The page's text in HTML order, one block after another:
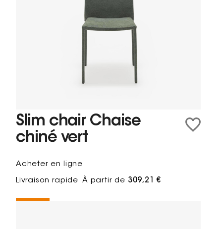
Slim chair Chaise
chiné vert
Acheter en ligne
Livraison rapide À partir de 309,21 €